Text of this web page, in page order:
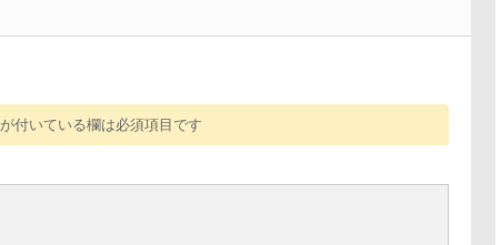
が付いている欄は必須項目です